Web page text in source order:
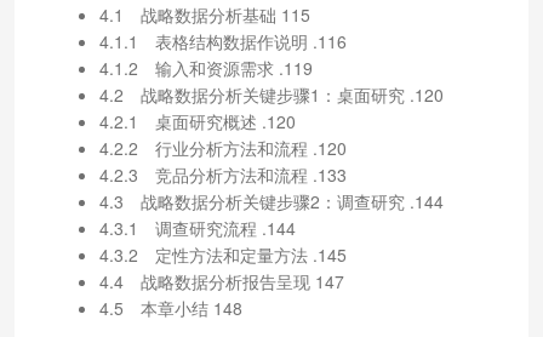
4.1 战略数据分析基础 115
4.1.1 表格结构数据作说明 .116
4.1.2 输入和资源需求 .119
4.2 战略数据分析关键步骤1：桌面研究 .120
4.2.1 桌面研究概述 .120
4.2.2 行业分析方法和流程 .120
4.2.3 竞品分析方法和流程 .133
4.3 战略数据分析关键步骤2：调查研究 .144
4.3.1 调查研究流程 .144
4.3.2 定性方法和定量方法 .145
4.4 战略数据分析报告呈现 147
4.5 本章小结 148